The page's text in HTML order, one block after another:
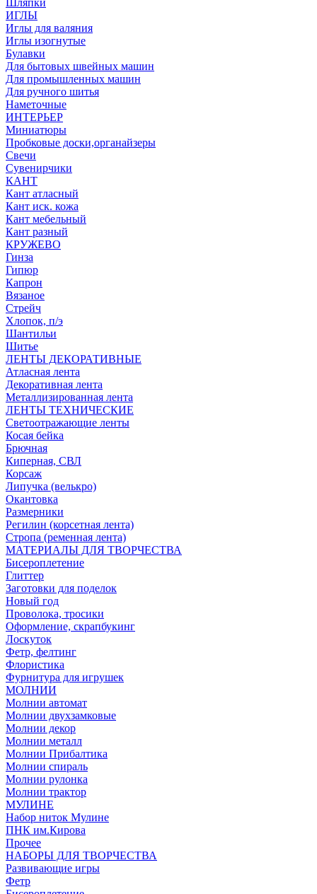
Шляпки
ИГЛЫ
Иглы для валяния
Иглы изогнутые
Булавки
Для бытовых швейных машин
Для промышленных машин
Для ручного шитья
Наметочные
ИНТЕРЬЕР
Миниатюры
Пробковые доски,органайзеры
Свечи
Сувенирчики
КАНТ
Кант атласный
Кант иск. кожа
Кант мебельный
Кант разный
КРУЖЕВО
Гинза
Гипюр
Капрон
Вязаное
Стрейч
Хлопок, п/э
Шантильи
Шитье
ЛЕНТЫ ДЕКОРАТИВНЫЕ
Атласная лента
Декоративная лента
Металлизированная лента
ЛЕНТЫ ТЕХНИЧЕСКИЕ
Светоотражающие ленты
Косая бейка
Брючная
Киперная, СВЛ
Корсаж
Липучка (велькро)
Окантовка
Размерники
Регилин (корсетная лента)
Стропа (ременная лента)
МАТЕРИАЛЫ ДЛЯ ТВОРЧЕСТВА
Бисероплетение
Глиттер
Заготовки для поделок
Новый год
Проволока, тросики
Оформление, скрапбукинг
Лоскуток
Фетр, фелтинг
Флористика
Фурнитура для игрушек
МОЛНИИ
Молнии автомат
Молнии двухзамковые
Молнии декор
Молнии металл
Молнии Прибалтика
Молнии спираль
Молнии рулонка
Молнии трактор
МУЛИНЕ
Набор ниток Мулине
ПНК им.Кирова
Прочее
НАБОРЫ ДЛЯ ТВОРЧЕСТВА
Развивающие игры
Фетр